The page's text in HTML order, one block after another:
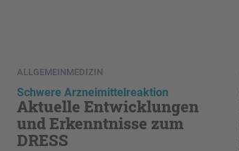
ALLGEMEINMEDIZIN
Schwere Arzneimittelreaktion
Aktuelle Entwicklungen
und Erkenntnisse zum
DRESS